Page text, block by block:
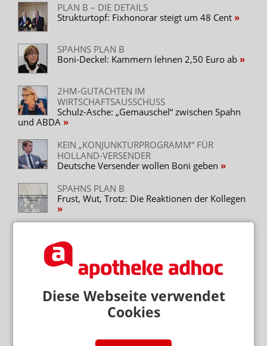
Diese Webseite verwendet
Cookies
PLAN B – DIE DETAILS
Strukturtopf: Fixhonorar steigt um 48 Cent
SPAHNS PLAN B
Boni-Deckel: Kammern lehnen 2,50 Euro ab
2HM-GUTACHTEN IM
WIRTSCHAFTSAUSSCHUSS
Schulz-Asche: „Gemauschel“ zwischen Spahn
und ABDA
KEIN „KONJUNKTURPROGRAMM“ FÜR
HOLLAND-VERSENDER
Deutsche Versender wollen Boni geben
SPAHNS PLAN B
Frust, Wut, Trotz: Die Reaktionen der Kollegen
2hm-Gutachterin sieht Spahns Mehrausgaben
kritisch
LINKE KRITISIERT
ABDA-MITGLIEDERVERSAMMLUNG